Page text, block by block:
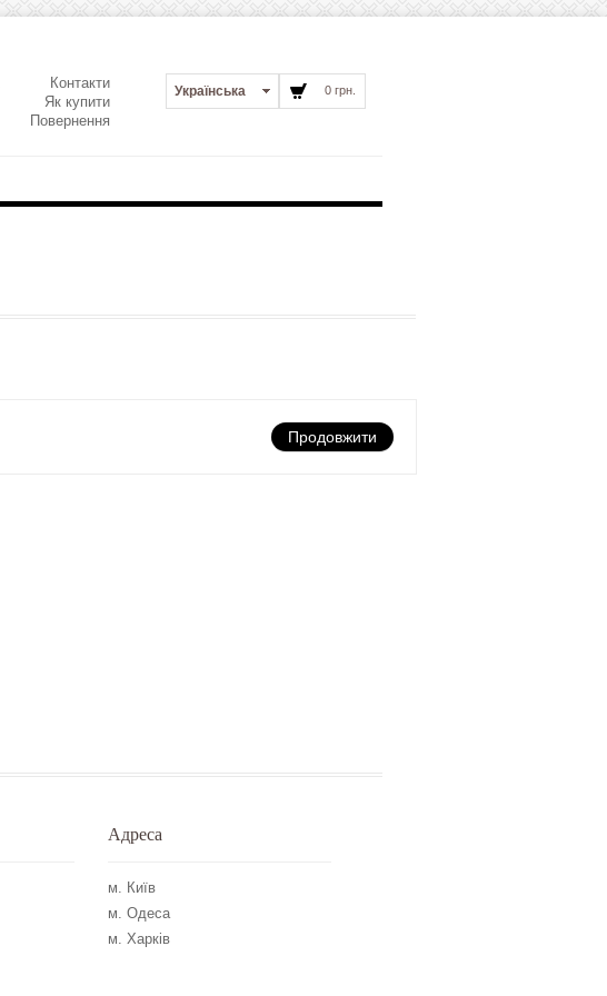
0 грн.
Українська
Контакти
Як купити
Повернення
Продовжити
Адреса
м. Київ
м. Одеса
м. Харків